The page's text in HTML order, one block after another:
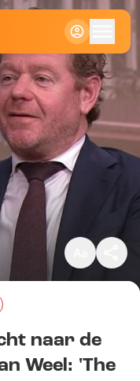
Klein
Standaard
Groot
naar de
Weel: 'The